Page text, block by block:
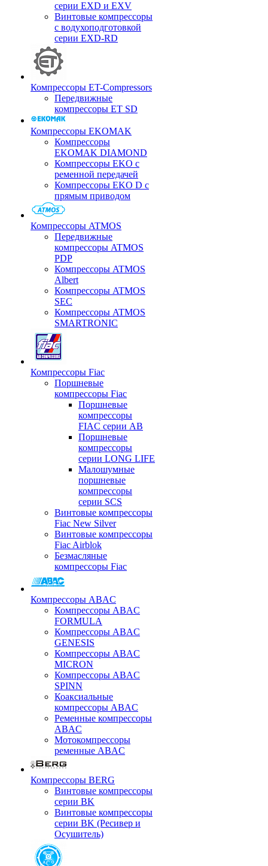
серии EXD и EXV
Винтовые компрессоры
с водухоподготовкой
серии EXD-RD
Компрессоры ET-Compressors
Передвижные
компрессоры ET SD
Компрессоры EKOMAK
Компрессоры
EKOMAK DIAMOND
Компрессоры EKO c
ременной передачей
Компрессоры EKO D с
прямым приводом
Компрессоры ATMOS
Передвижные
компрессоры ATMOS
PDP
Компрессоры ATMOS
Albert
Компрессоры ATMOS
SEC
Компрессоры ATMOS
SMARTRONIC
Компрессоры Fiac
Поршневые
компрессоры Fiac
Поршневые
компрессоры
FIAC серии AB
Поршневые
компрессоры
серии LONG LIFE
Малошумные
поршневые
компрессоры
серии SCS
Винтовые компрессоры
Fiac New Silver
Винтовые компрессоры
Fiac Airblok
Безмасляные
компрессоры Fiac
Компрессоры ABAC
Компрессоры ABAC
FORMULA
Компрессоры ABAC
GENESIS
Компрессоры ABAC
MICRON
Компрессоры ABAC
SPINN
Коаксиальные
компрессоры ABAC
Ременные компрессоры
ABAC
Мотокомпрессоры
ременные ABAC
Компрессоры BERG
Винтовые компрессоры
серии BK
Винтовые компрессоры
серии BK (Ресивер и
Осушитель)